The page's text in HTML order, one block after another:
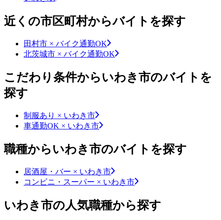
近くの市区町村からバイトを探す
田村市 × バイク通勤OK
北茨城市 × バイク通勤OK
こだわり条件からいわき市のバイトを
探す
制服あり × いわき市
車通勤OK × いわき市
職種からいわき市のバイトを探す
居酒屋・バー × いわき市
コンビニ・スーパー × いわき市
いわき市の人気職種から探す